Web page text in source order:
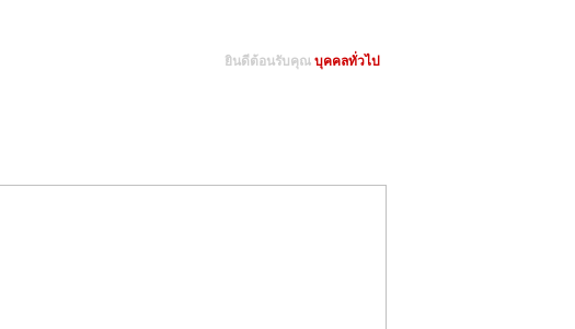
ยินดีต้อนรับคุณ บุคคลทั่วไป